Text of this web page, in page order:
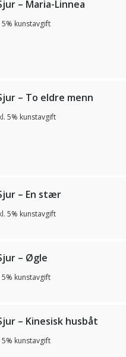
– Maria-Linnea
5% kunstavgift
– To eldre menn
5% kunstavgift
– En stær
5% kunstavgift
– Øgle
5% kunstavgift
– Kinesisk husbåt
5% kunstavgift